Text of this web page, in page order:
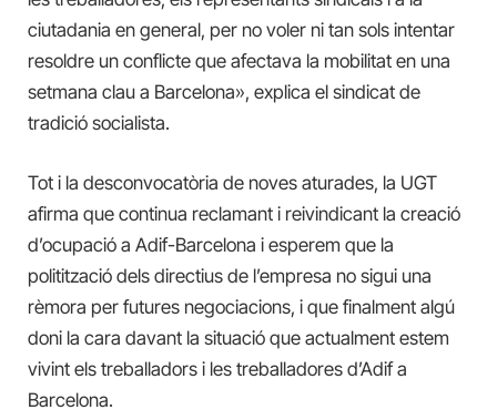
ciutadania en general, per no voler ni tan sols intentar
resoldre un conflicte que afectava la mobilitat en una
setmana clau a Barcelona», explica el sindicat de
tradició socialista.
Tot i la desconvocatòria de noves aturades, la UGT
afirma que continua reclamant i reivindicant la creació
d’ocupació a Adif-Barcelona i esperem que la
politització dels directius de l’empresa no sigui una
rèmora per futures negociacions, i que finalment algú
doni la cara davant la situació que actualment estem
vivint els treballadors i les treballadores d’Adif a
Barcelona.